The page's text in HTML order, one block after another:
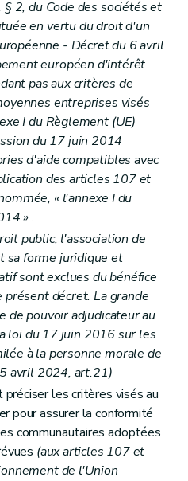
2, du Code des sociétés et
en vertu du droit d'un
- Décret du 6 avril
européen d'intérêt
pas aux critères de
entreprises visés
I du Règlement (UE)
du 17 juin 2014
d'aide compatibles avec
des articles 107 et
« l'annexe I du
».
public, l'association de
sa forme juridique et
sont exclues du bénéfice
décret. La grande
de pouvoir adjudicateur au
loi du 17 juin 2016 sur les
à la personne morale de
avril 2024, art.21)
les critères visés au
pour assurer la conformité
communautaires adoptées
(aux articles 107 et
de l'Union